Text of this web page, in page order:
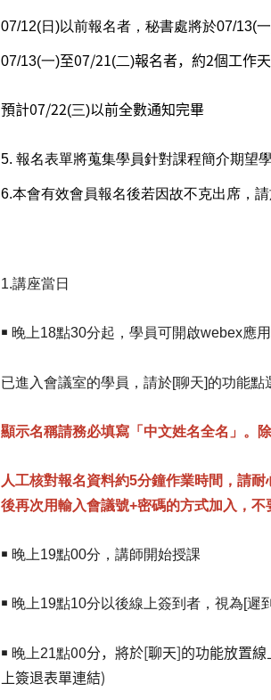
07/12(日)以前報名者，秘書處將於07/13(
07/13(一)至07/21(二)報名者，約2個工作
預計07/22(三)以前全數通知完畢
5. 報名表單將蒐集學員針對課程簡介期望
6.本會有效會員報名後若因故不克出席，
1.講座當日
￭ 晚上18點30分起，學員可開啟webex應
已進入會議室的學員，請於[聊天]的功能點
顯示名稱請務必填寫「中文姓名全名」。
人工核對報名資料約5分鐘作業時間，請耐
後再次用輸入會議號+密碼的方式加入 ，
￭ 晚上19點00分，講師開始授課
￭ 晚上19點10分以後線上簽到者，視為[遲
￭ 晚上21點00分，將於[聊天]的功能放置
上簽退表單連結)